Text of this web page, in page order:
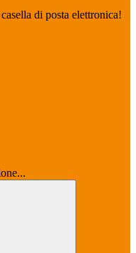
di posta elettronica!